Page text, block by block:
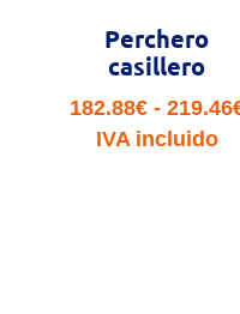
Perchero
casillero
182.88€ - 219.46
IVA incluido